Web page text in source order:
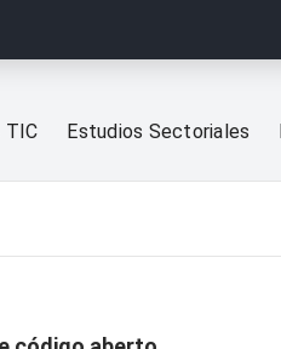
TIC Estudios Sectoriales